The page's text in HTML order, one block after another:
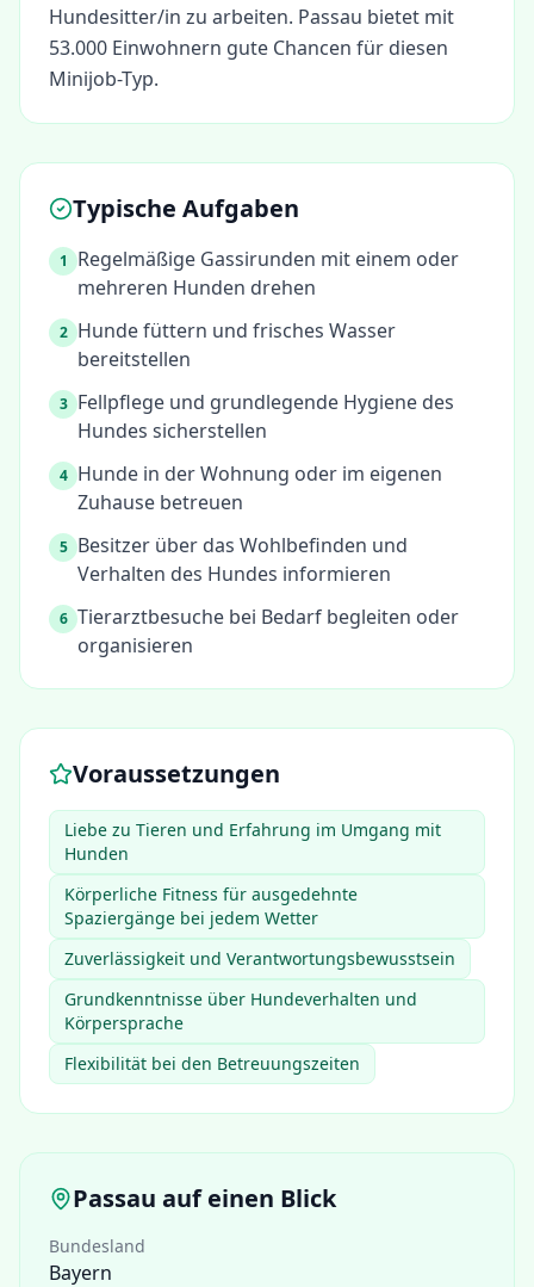
Hundesitter/in zu arbeiten. Passau bietet mit
53.000 Einwohnern gute Chancen für diesen
Minijob-Typ.
Typische Aufgaben
1
Regelmäßige Gassirunden mit einem oder
mehreren Hunden drehen
2 Hunde füttern und frisches Wasser
bereitstellen
3 Fellpflege und grundlegende Hygiene des
Hundes sicherstellen
4 Hunde in der Wohnung oder im eigenen
Zuhause betreuen
5 Besitzer über das Wohlbefinden und
Verhalten des Hundes informieren
6 Tierarztbesuche bei Bedarf begleiten oder
organisieren
Voraussetzungen
Liebe zu Tieren und Erfahrung im Umgang mit
Hunden
Körperliche Fitness für ausgedehnte
Spaziergänge bei jedem Wetter
Zuverlässigkeit und Verantwortungsbewusstsein
Grundkenntnisse über Hundeverhalten und
Körpersprache
Flexibilität bei den Betreuungszeiten
Passau auf einen Blick
Bundesland
Bayern